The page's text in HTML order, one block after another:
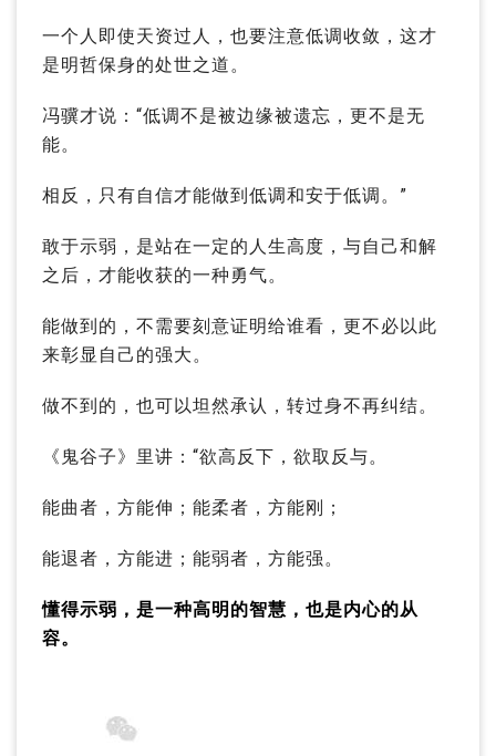
一个人即使天资过人，也要注意低调收敛，这才
是明哲保身的处世之道。
冯骥才说：“低调不是被边缘被遗忘，更不是无
能。
相反，只有自信才能做到低调和安于低调。”
敢于示弱，是站在一定的人生高度，与自己和解
之后，才能收获的一种勇气。
能做到的，不需要刻意证明给谁看，更不必以此
来彰显自己的强大。
做不到的，也可以坦然承认，转过身不再纠结。
《鬼谷子》里讲：“欲高反下，欲取反与。
能曲者，方能伸；能柔者，方能刚；
能退者，方能进；能弱者，方能强。
懂得示弱，是一种高明的智慧，也是内心的从
容。